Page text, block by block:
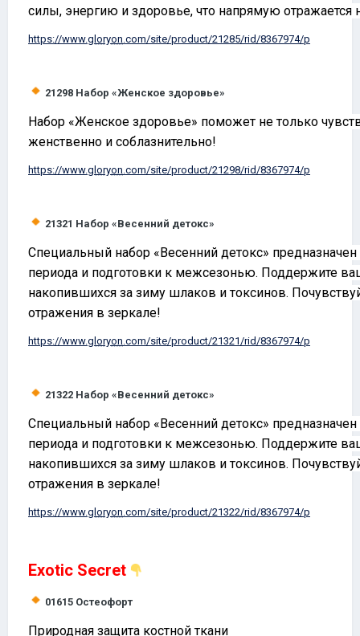
силы, энергию и здоровье, что напрямую
https://www.gloryon.com/site/product/21285/rid/8367974/p
21298 Набор «Женское здоровье»
Набор «Женское здоровье» поможет не только
женственно и соблазнительно!
https://www.gloryon.com/site/product/21298/rid/8367974/p
21321 Набор «Весенний детокс»
Специальный набор «Весенний детокс»
периода и подготовки к межсезонью. Поддержите
накопившихся за зиму шлаков и токсинов.
отражения в зеркале!
https://www.gloryon .com/site/product/21321/rid/8367974/p
21322 Набор «Весенний детокс»
Специальный набор «Весенний детокс»
периода и подготовки к межсезонью. Поддержите
накопившихся за зиму шлаков и токсинов.
отражения в зеркале!
https://www.gloryon .com/site/product/21322/rid/8367974/p
Exotic Secret
01615 Остеофорт
Природная защита костной ткани